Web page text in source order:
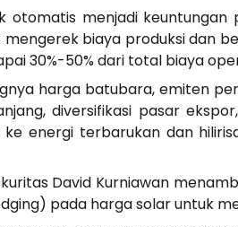
menjadi
biaya produksi dan
30%-50% dari total biaya
harga batubara, emiten
diversifikasi pasar
energi terbarukan dan
David Kurniawan
pada harga solar untuk